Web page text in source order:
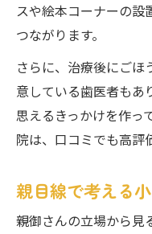
スや絵本コーナーの設
つながります。
さらに、治療後にご
意している歯医者もあ
思えるきっかけを作っ
院は、口コミでも高評
親目線で考える
親御さんの立場から見